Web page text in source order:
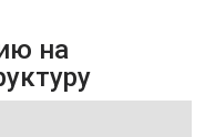
на